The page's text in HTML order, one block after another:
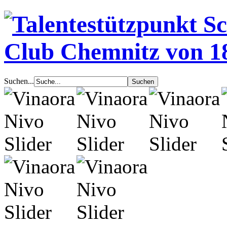
Suchen...